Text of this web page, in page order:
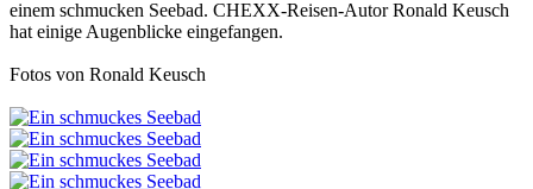
einem schmucken Seebad. CHEXX-Reisen-Autor Ronald Keusch
hat einige Augenblicke eingefangen.
Fotos von Ronald Keusch